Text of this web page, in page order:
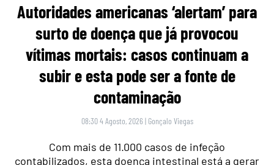
Autoridades americanas ‘alertam’ para
surto de doença que já provocou
vítimas mortais: casos continuam a
subir e esta pode ser a fonte de
contaminação
08:30 4 Agosto, 2026 | Gonçalo Viegas
Com mais de 11.000 casos de infeção
contabilizados, esta doença intestinal está a gerar